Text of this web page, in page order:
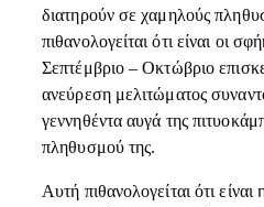
διατηρούν σε χαμηλούς
πιθανολογείται ότι είναι οι
Σεπτέμβριο – Οκτώβριο
ανεύρεση μελιτώματος
γεννηθέντα αυγά της
πληθυσμού της.
Αυτή πιθανολογείται ότι